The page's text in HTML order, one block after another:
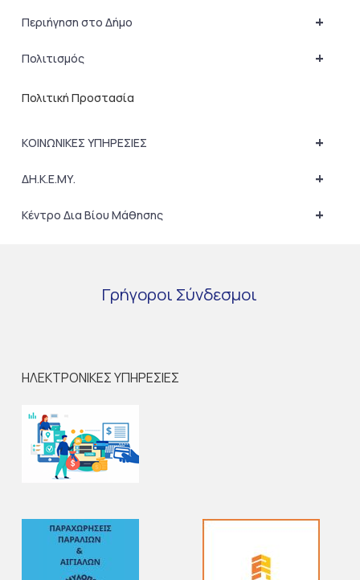
+
Περιήγηση στο Δήμο
+
Πολιτισμός
Πολιτική Προστασία
+
ΚΟΙΝΩΝΙΚΕΣ ΥΠΗΡΕΣΙΕΣ
+
ΔΗ.Κ.Ε.ΜΥ.
+
Κέντρο Δια Βίου Μάθησης
Γρήγοροι Σύνδεσμοι
ΗΛΕΚΤΡΟΝΙΚΕΣ ΥΠΗΡΕΣΙΕΣ